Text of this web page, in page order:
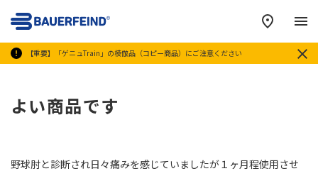
【重要】「ゲニュTrain」の模倣品（コピー商品）にご注意ください
メ
よい商品です
野球肘と診断され日々痛みを感じていましたが１ヶ月程使用させ